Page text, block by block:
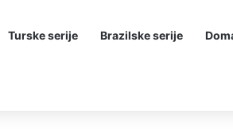
Turske serije Brazilske serije